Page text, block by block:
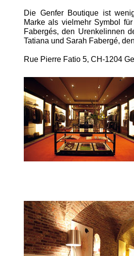
Die Genfer Boutique ist
Marke als vielmehr Symbol
Fabergés, den Urenkelinnen
Tatiana und Sarah Fabergé,
Rue Pierre Fatio 5, CH-1204